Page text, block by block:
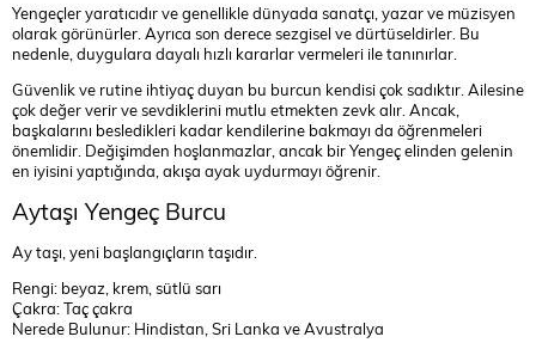
Yengeçler yaratıcıdır ve genellikle dünyada sanatçı, yazar ve müzisyen
olarak görünürler. Ayrıca son derece sezgisel ve dürtüseldirler. Bu
nedenle, duygulara dayalı hızlı kararlar vermeleri ile tanınırlar.
Güvenlik ve rutine ihtiyaç duyan bu burcun kendisi çok sadıktır. Ailesine
çok değer verir ve sevdiklerini mutlu etmekten zevk alır. Ancak,
başkalarını besledikleri kadar kendilerine bakmayı da öğrenmeleri
önemlidir. Değişimden hoşlanmazlar, ancak bir Yengeç elinden gelenin
en iyisini yaptığında, akışa ayak uydurmayı öğrenir.
Aytaşı Yengeç Burcu
Ay taşı, yeni başlangıçların taşıdır.
Rengi: beyaz, krem, sütlü sarı
Çakra: Taç çakra
Nerede Bulunur: Hindistan, Sri Lanka ve Avustralya